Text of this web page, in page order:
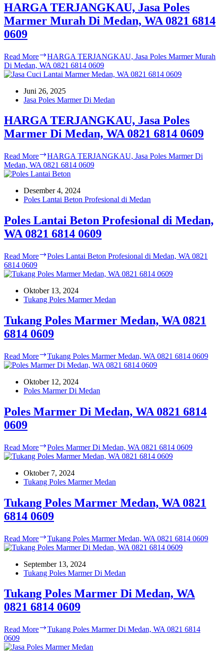
HARGA TERJANGKAU, Jasa Poles
Marmer Murah Di Medan, WA 0821 6814
0609
Read More
HARGA TERJANGKAU, Jasa Poles Marmer Murah
Di Medan, WA 0821 6814 0609
Juni 26, 2025
Jasa Poles Marmer Di Medan
HARGA TERJANGKAU, Jasa Poles
Marmer Di Medan, WA 0821 6814 0609
Read More
HARGA TERJANGKAU, Jasa Poles Marmer Di
Medan, WA 0821 6814 0609
Desember 4, 2024
Poles Lantai Beton Profesional di Medan
Poles Lantai Beton Profesional di Medan,
WA 0821 6814 0609
Read More
Poles Lantai Beton Profesional di Medan, WA 0821
6814 0609
Oktober 13, 2024
Tukang Poles Marmer Medan
Tukang Poles Marmer Medan, WA 0821
6814 0609
Read More Tukang Poles Marmer Medan, WA 0821 6814 0609
Oktober 12, 2024
Poles Marmer Di Medan
Poles Marmer Di Medan, WA 0821 6814
0609
Read More Poles Marmer Di Medan, WA 0821 6814 0609
Oktober 7, 2024
Tukang Poles Marmer Medan
Tukang Poles Marmer Medan, WA 0821
6814 0609
Read More Tukang Poles Marmer Medan, WA 0821 6814 0609
September 13, 2024
Tukang Poles Marmer Di Medan
Tukang Poles Marmer Di Medan, WA
0821 6814 0609
Read More
Tukang Poles Marmer Di Medan, WA 0821 6814
0609